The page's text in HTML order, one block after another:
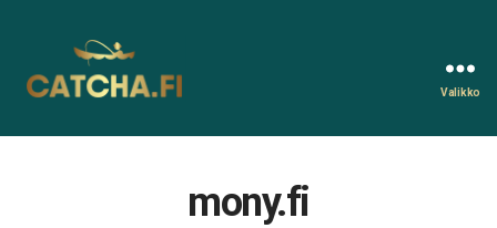
Valikko
mony.fi